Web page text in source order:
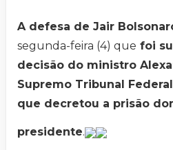
A defesa de Jair
segunda-feira (4) que foi
decisão do ministro
Supremo Tribunal Federal
que decretou a prisão
presidente.